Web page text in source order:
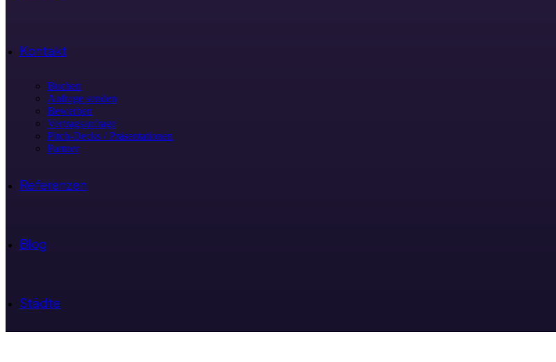
Kontakt
Buchen
Anfrage senden
Bewerben
Vertragsanfrage
Pitch-Decks / Präsentationen
Partner
Referenzen
Blog
Städte